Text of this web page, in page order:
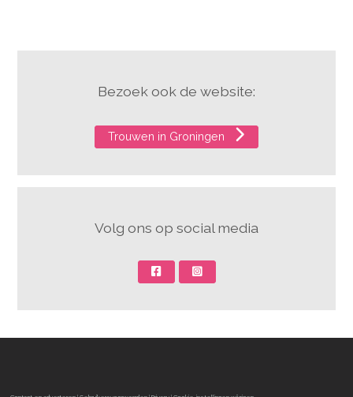
Bezoek ook de website:
Trouwen in Groningen
Volg ons op social media